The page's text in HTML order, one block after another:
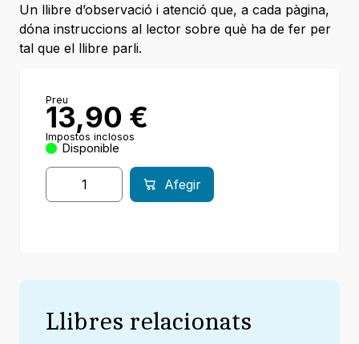
Un llibre d’observació i atenció que, a cada pàgina,
dóna instruccions al lector sobre què ha de fer per
tal que el llibre parli.
Preu
13,90 €
Impostos inclosos
Disponible
Afegir
Llibres relacionats